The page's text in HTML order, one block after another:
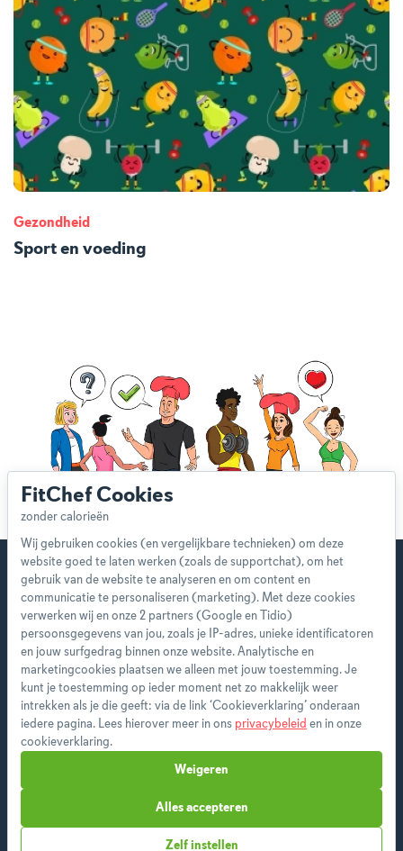
Gezondheid
Sport en voeding
Start direct met je eerste
persoonlijke weekmenu!
Als premium member heb je toegang tot alle
features en ontvang je wekelijks een nieuw
menu op maat.
Start vandaag
FitChef Cookies
Wij gebruiken cookies (en vergelijkbare technieken) om deze
website goed te laten werken (zoals de supportchat), om het
gebruik van de website te analyseren en om content en
communicatie te personaliseren (marketing). Met deze cookies
verwerken wij en onze 2 partners (Google en Tidio)
persoonsgegevens van jou, zoals je IP-adres, unieke identificatoren
en jouw surfgedrag binnen onze website. Analytische en
marketingcookies plaatsen we alleen met jouw toestemming. Je
kunt je toestemming op ieder moment net zo makkelijk weer
intrekken als je die geeft: via de link ‘Cookieverklaring’ onderaan
iedere pagina. Lees hierover meer in ons privacybeleid en in onze
cookieverklaring.
Zelf instellen
Weigeren
Alles accepteren